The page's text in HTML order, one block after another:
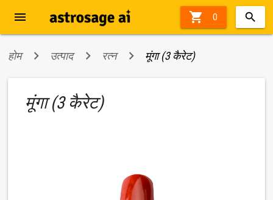
 0
menu
होम उत्पाद रत्न मूंगा (3 कैरेट)
मूंगा (3 कैरेट)